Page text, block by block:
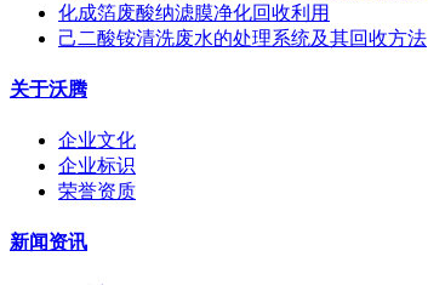
化成箔废酸纳滤膜净化回收利用
己二酸铵清洗废水的处理系统及其回收方法
关于沃腾
企业文化
企业标识
荣誉资质
新闻资讯